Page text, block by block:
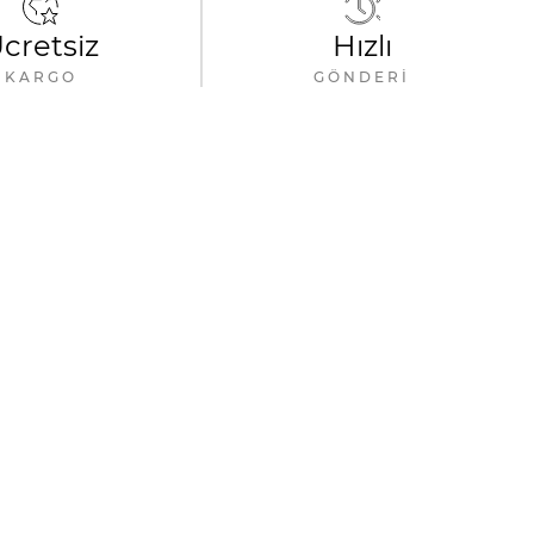
KARGO
Hızlı
GÖNDERI